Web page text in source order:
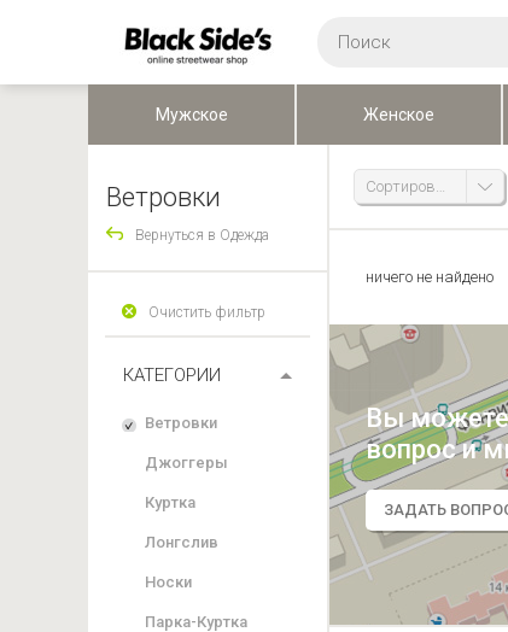
Ветровки
Вернуться в Одежда
Очистить фильтр
КАТЕГОРИИ
Ветровки
Джоггеры
Куртка
Лонгслив
Носки
Парка-Куртка
Сортировка
ничего не найдено
Вы можете
вопрос и
ЗАДАТЬ
Мужское Женское